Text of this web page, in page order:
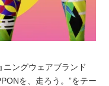
ングウェアブランド
を、走ろう。”をテー